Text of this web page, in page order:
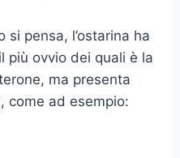
pensa, l’ostarina ha
più ovvio dei quali è la
ma presenta
come ad esempio: